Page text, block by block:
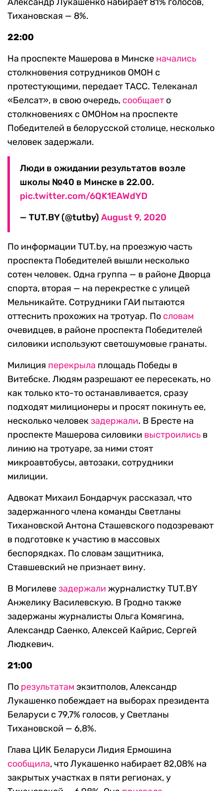
Тихановская — 8%.
22:00
На проспекте Машерова в Минске начались
столкновения сотрудников ОМОН с
протестующими, передает ТАСС. Телеканал
«Белсат», в свою очередь, сообщает о
столкновениях с ОМОНом на проспекте
Победителей в белорусской столице, несколько
человек задержали.
Люди в ожидании результатов возле
школы №40 в Минске в 22.00.
pic.twitter.com/6QK1EAWdYD
— TUT.BY (@tutby) August 9, 2020
По информации TUT.by, на проезжую часть
проспекта Победителей вышли несколько
сотен человек. Одна группа — в районе Дворца
спорта, вторая — на перекрестке с улицей
Мельникайте. Сотрудники ГАИ пытаются
оттеснить прохожих на тротуар. По словам
очевидцев, в районе проспекта Победителей
силовики используют светошумовые гранаты.
Милиция перекрыла площадь Победы в
Витебске. Людям разрешают ее пересекать, но
как только кто-то останавливается, сразу
подходят милиционеры и просят покинуть ее,
несколько человекзадержали. В Бресте на
проспекте Машерова силовики выстроились в
линию на тротуаре, за ними стоят
микроавтобусы, автозаки, сотрудники
милиции.
Адвокат Михаил Бондарчук рассказал, что
задержанного члена команды Светланы
Тихановской Антона Сташевского подозревают
в подготовке к участию в массовых
беспорядках. По словам защитника,
Ставшевский не признает вину.
В Могилевезадержали журналистку TUT.BY
Анжелику Василевскую. В Гродно также
задержаны журналисты Ольга Комягина,
Александр Саенко, Алексей Кайрис, Сергей
Людкевич.
21:00
По результатам экзитполов, Александр
Лукашенко побеждает на выборах президента
Беларуси с 79,7% голосов, у Светланы
Тихановской — 6,8%.
Глава ЦИК Беларуси Лидия Ермошина
сообщила, что Лукашенко набирает 82,08% на
закрытых участках в пяти регионах, у